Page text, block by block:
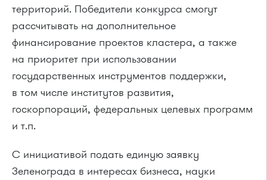
территорий. Победители конкурса смогут
рассчитывать на дополнительное
финансирование проектов кластера, а также
на приоритет при использовании
государственных инструментов поддержки,
в том числе институтов развития,
госкорпораций, федеральных целевых программ
и т.п.
С инициативой подать единую заявку
Зеленограда в интересах бизнеса, науки